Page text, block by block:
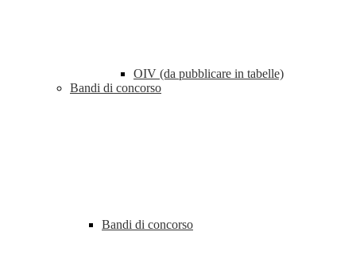
OIV (da pubblicare in tabelle)
Bandi di concorso
Bandi di concorso